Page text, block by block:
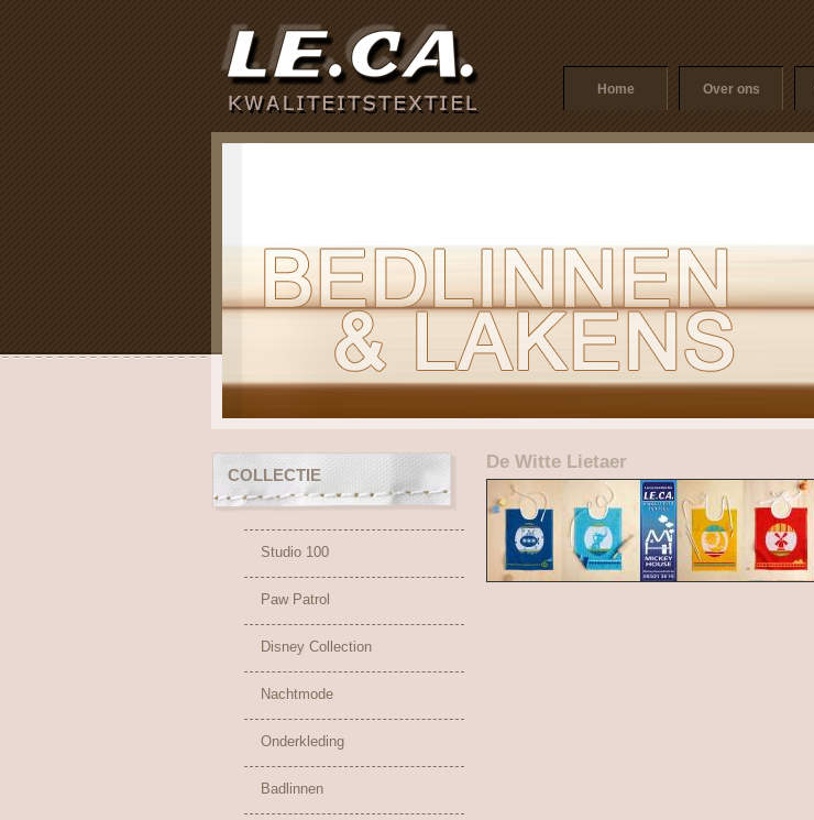
Home Over ons
COLLECTIE
Studio 100
Paw Patrol
Disney Collection
Nachtmode
Onderkleding
Badlinnen
De Witte Lietaer